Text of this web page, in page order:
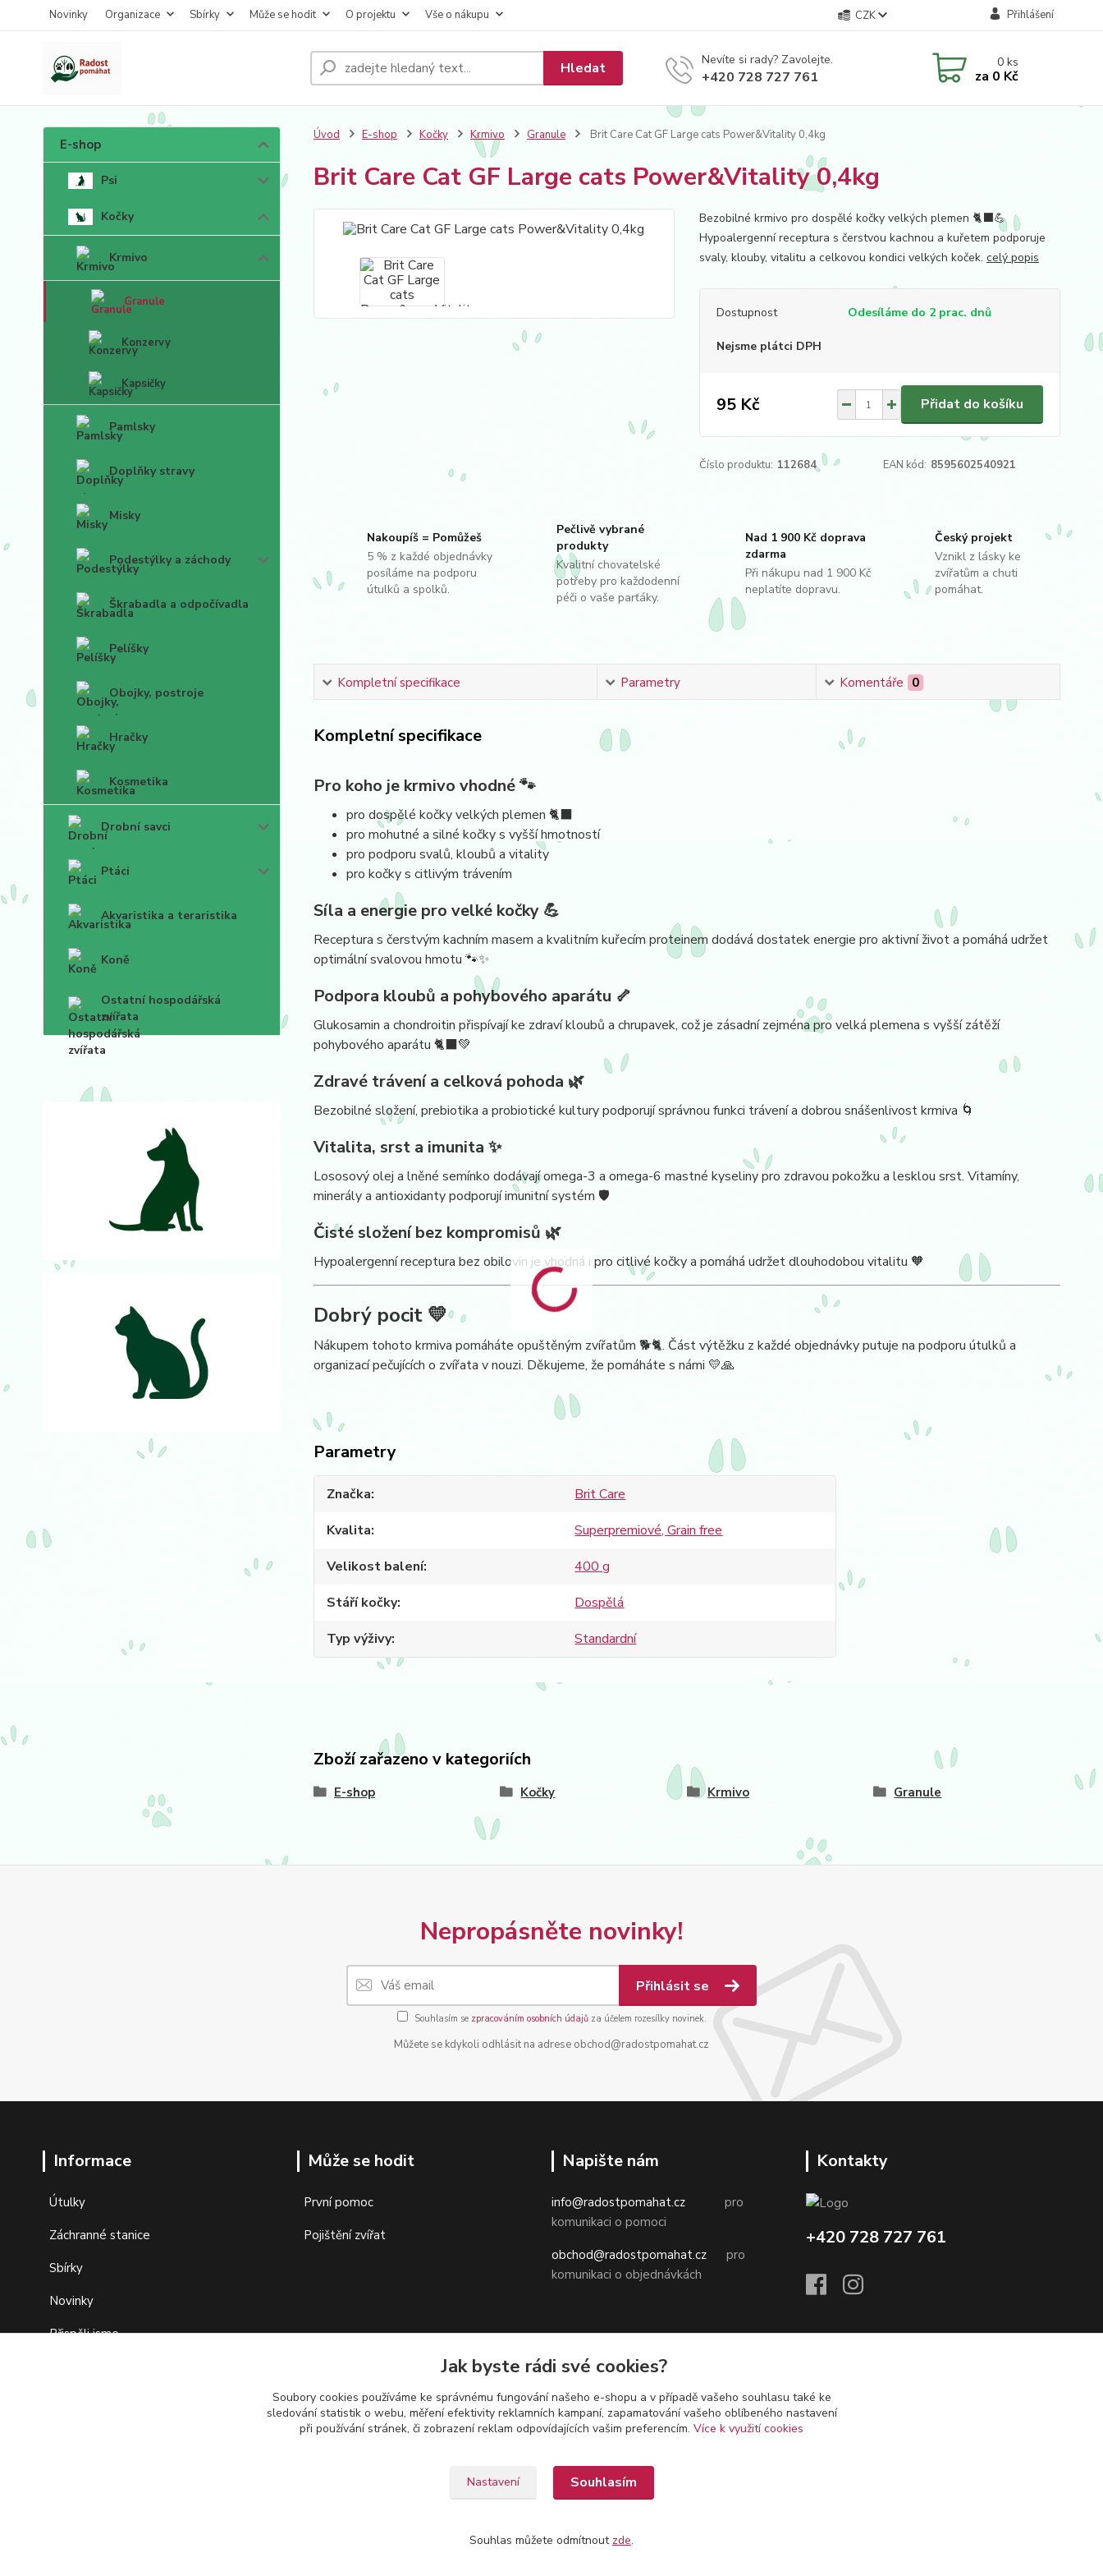
Novinky Organizace Sbírky Může se hodit O projektu Vše o nákupu CZK Přihlášení
Hledat Nevíte si rady? Zavolejte.
+420 728 727 761
0ks
za 0 Kč
E-shop
Psi
Kočky
Krmivo
Granule
Konzervy
Kapsičky
Pamlsky
Doplňky stravy
Misky
Podestýlky a záchody
Škrabadla a odpočívadla
Pelíšky
Obojky, postroje
Hračky
Kosmetika
Drobní savci
Ptáci
Akvaristika a teraristika
Koně
Ostatní hospodářská
zvířata
Úvod E-shop Kočky Krmivo Granule Brit Care Cat GF Large cats Power&Vitality 0,4kg
Brit Care Cat GF Large cats Power&Vitality 0,4kg
Bezobilné krmivo pro dospělé kočky velkých plemen 🐈‍⬛💪
Hypoalergenní receptura s čerstvou kachnou a kuřetem podporuje
svaly, klouby, vitalitu a celkovou kondici velkých koček. celý popis
Dostupnost Odesíláme do 2 prac. dnů
Nejsme plátci DPH
95 Kč Přidat do košíku
Číslo produktu: 112684 EAN kód: 8595602540921
Nakoupíš = Pomůžeš
5 % z každé objednávky
posíláme na podporu
útulků a spolků.
Pečlivě vybrané
produkty
Kvalitní chovatelské
potřeby pro každodenní
péči o vaše parťáky.
Nad 1 900 Kč doprava
zdarma
Při nákupu nad 1 900 Kč
neplatíte dopravu.
Český projekt
Vznikl z lásky ke
zvířatům a chuti
pomáhat.
Kompletní specifikace Parametry Komentáře 0
Kompletní specifikace
Pro koho je krmivo vhodné 🐾
pro dospělé kočky velkých plemen 🐈‍⬛
pro mohutné a silné kočky s vyšší hmotností
pro podporu svalů, kloubů a vitality
pro kočky s citlivým trávením
Síla a energie pro velké kočky 💪
Receptura s čerstvým kachním masem a kvalitním kuřecím proteinem dodává dostatek energie pro aktivní život a pomáhá udržet
optimální svalovou hmotu 🐾✨
Podpora kloubů a pohybového aparátu 🦴
Glukosamin a chondroitin přispívají ke zdraví kloubů a chrupavek, což je zásadní zejména pro velká plemena s vyšší zátěží
pohybového aparátu 🐈‍⬛💚
Zdravé trávení a celková pohoda 🌿
Bezobilné složení, prebiotika a probiotické kultury podporují správnou funkci trávení a dobrou snášenlivost krmiva 🌀
Vitalita, srst a imunita ✨
Lososový olej a lněné semínko dodávají omega-3 a omega-6 mastné kyseliny pro zdravou pokožku a lesklou srst. Vitamíny,
minerály a antioxidanty podporují imunitní systém 🛡️
Čisté složení bez kompromisů 🌿
Hypoalergenní receptura bez obilovin je vhodná i pro citlivé kočky a pomáhá udržet dlouhodobou vitalitu 🧡
Dobrý pocit 💛
Nákupem tohoto krmiva pomáháte opuštěným zvířatům 🐕🐈. Část výtěžku z každé objednávky putuje na podporu útulků a
organizací pečujících o zvířata v nouzi. Děkujeme, že pomáháte s námi 💛🙏
Parametry
Značka
Brit Care
Kvalita
Superpremiové, Grain free
Velikost balení
400 g
Stáří kočky
Dospělá
Typ výživy
Standardní
Zboží zařazeno v kategoriích
E-shop Kočky Krmivo Granule
Nepropásněte novinky!
Přihlásit se
Souhlasím se zpracováním osobních údajůza účelem rozesílky novinek.
Můžete se kdykoli odhlásit na adrese obchod@radostpomahat.cz
Informace
Útulky
Záchranné stanice
Sbírky
Novinky
Přispěli jsme
Může se hodit
První pomoc
Pojištění zvířat
Napište nám
info@radostpomahat.cz pro
komunikaci o pomoci
obchod@radostpomahat.cz pro
komunikaci o objednávkách
Ochrana osobních údajů
Odstoupení od smlouvy (vrácení zboží)
Kontakty
+420 728 727 761
Jak byste rádi své cookies?
Soubory cookies používáme ke správnému fungování našeho e-shopu a v případě vašeho souhlasu také ke
sledování statistik o webu, měření efektivity reklamních kampaní, zapamatování vašeho oblíbeného nastavení
při používání stránek, či zobrazení reklam odpovídajících vašim preferencím. Více k využití cookies
Nastavení Souhlasím
Souhlas můžete odmítnout zde.